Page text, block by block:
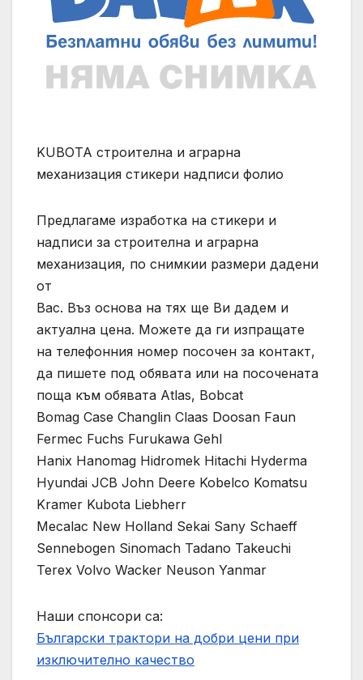
KUBOTA строителна и аграрна
механизация стикери надписи фолио
Предлагаме изработка на стикери и
надписи за строителна и аграрна
механизация, по снимкии размери дадени
от
Вас. Въз основа на тях ще Ви дадем и
актуална цена. Можете да ги изпращате
на телефонния номер посочен за контакт,
да пишете под обявата или на посочената
поща към обявата Atlas, Bobcat
Bomag Case Changlin Claas Doosan Faun
Fermec Fuchs Furukawa Gehl
Hanix Hanomag Hidromek Hitachi Hyderma
Hyundai JCB John Deere Kobelco Komatsu
Kramer Kubota Liebherr
Mecalac New Holland Sekai Sany Schaeff
Sennebogen Sinomach Tadano Takeuchi
Terex Volvo Wacker Neuson Yanmar
Наши спонсори са:
Български трактори на добри цени при
изключително качество